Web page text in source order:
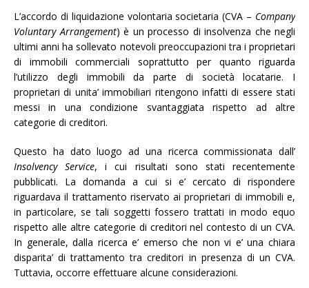
L’accordo di liquidazione volontaria societaria (CVA – Company
Voluntary Arrangement) è un processo di insolvenza che negli
ultimi anni ha sollevato notevoli preoccupazioni tra i proprietari
di immobili commerciali soprattutto per quanto riguarda
l’utilizzo degli immobili da parte di società locatarie. I
proprietari di unita’ immobiliari ritengono infatti di essere stati
messi in una condizione svantaggiata rispetto ad altre
categorie di creditori.
Questo ha dato luogo ad una ricerca commissionata dall’
Insolvency Service, i cui risultati sono stati recentemente
pubblicati. La domanda a cui si e’ cercato di rispondere
riguardava il trattamento riservato ai proprietari di immobili e,
in particolare, se tali soggetti fossero trattati in modo equo
rispetto alle altre categorie di creditori nel contesto di un CVA.
In generale, dalla ricerca e’ emerso che non vi e’ una chiara
disparita’ di trattamento tra creditori in presenza di un CVA.
Tuttavia, occorre effettuare alcune considerazioni.